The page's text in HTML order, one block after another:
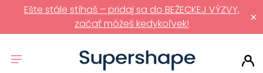
×
Ešte stále stíhaš – pridaj sa do BEŽECKEJ VÝZVY,
začať môžeš kedykoľvek!